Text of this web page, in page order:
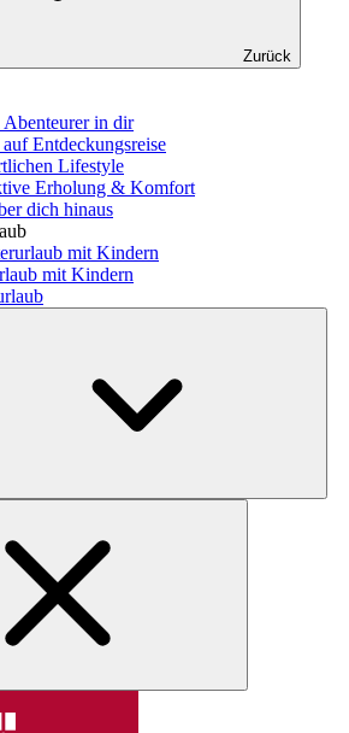
Zurück
Abenteurer in dir
Entdeckungsreise
Lifestyle
Erholung & Komfort
dich hinaus
mit Kindern
mit Kindern